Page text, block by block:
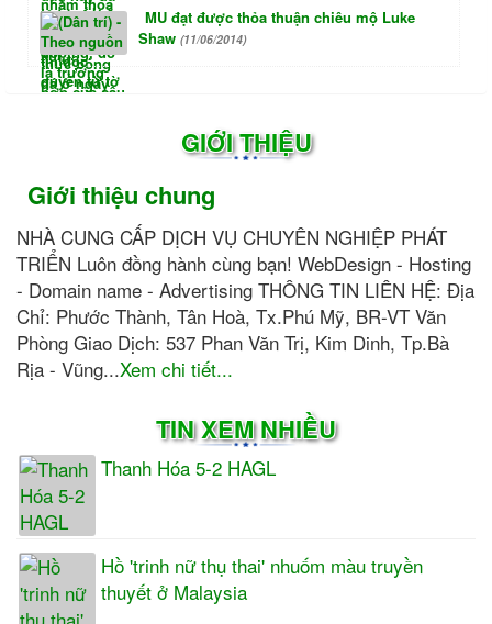
MU đạt được thỏa thuận chiêu mộ Luke
Shaw (11/06/2014)
GIỚI THIỆU
Giới thiệu chung
NHÀ CUNG CẤP DỊCH VỤ CHUYÊN NGHIỆP PHÁT
TRIỂN Luôn đồng hành cùng bạn! WebDesign - Hosting
- Domain name - Advertising THÔNG TIN LIÊN HỆ: Địa
Chỉ: Phước Thành, Tân Hoà, Tx.Phú Mỹ, BR-VT Văn
Phòng Giao Dịch: 537 Phan Văn Trị, Kim Dinh, Tp.Bà
Rịa - Vũng...Xem chi tiết...
TIN XEM NHIỀU
Thanh Hóa 5-2 HAGL
Hồ 'trinh nữ thụ thai' nhuốm màu truyền
thuyết ở Malaysia